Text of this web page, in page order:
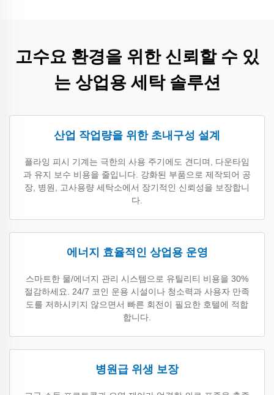
고수요 환경을 위한 신뢰할 수 있
는 상업용 세탁 솔루션
산업 작업량을 위한 초내구성 설계
플라잉 피시 기계는 극한의 사용 주기에도 견디며, 다운타임
과 유지 보수 비용을 줄입니다. 강화된 부품으로 제작되어 공
장, 병원, 고사용량 세탁소에서 장기적인 신뢰성을 보장합니
다.
에너지 효율적인 상업용 운영
스마트한 물/에너지 관리 시스템으로 유틸리티 비용을 30%
절감하세요. 24/7 코인 운용 시설이나 청소력과 사용자 만족
도를 저하시키지 않으면서 빠른 회전이 필요한 호텔에 적합
합니다.
병원급 위생 보장